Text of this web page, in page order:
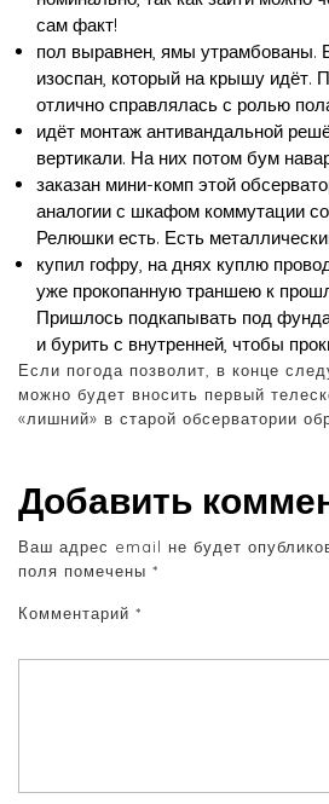
сам факт!
пол выравнен, ямы утрамбованы.
изоспан, который на крышу идёт.
отлично справлялась с ролью
идёт монтаж антивандальной
вертикали. На них потом бум
заказан мини-комп этой
аналогии с шкафом коммутации
Релюшки есть. Есть
купил гофру, на днях куплю
уже прокопанную траншею к
Пришлось подкапывать под
и бурить с внутренней, чтобы
Если погода позволит, в конце
можно будет вносить первый
«лишний» в старой обсерватории
Добавить
Ваш адрес email не будет
поля помечены *
Комментарий *